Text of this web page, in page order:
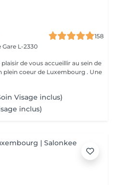
158
Gare L-2330
de vous accueillir au sein de
coeur de Luxembourg . Une
Visage inclus)
inclus)